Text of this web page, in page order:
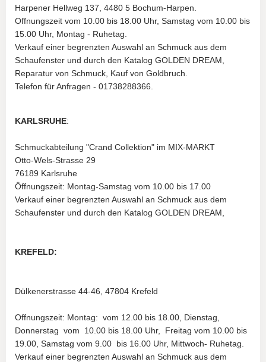
Harpener Hellweg 137, 4480 5 Bochum-Harpen.
Offnungszeit vom 10.00 bis 18.00 Uhr, Samstag vom 10.00 bis
15.00 Uhr, Montag - Ruhetag.
Verkauf einer begrenzten Auswahl an Schmuck aus dem
Schaufenster und durch den Katalog GOLDEN DREAM,
Reparatur von Schmuck, Kauf von Goldbruch.
Telefon für Anfragen - 01738288366.
KARLSRUHE:
Schmuckabteilung "Crand Collektion" im MIX-MARKT
Otto-Wels-Strasse 29
76189 Karlsruhe
Öffnungszeit: Montag-Samstag vom 10.00 bis 17.00
Verkauf einer begrenzten Auswahl an Schmuck aus dem
Schaufenster und durch den Katalog GOLDEN DREAM,
KREFELD:
Dülkenerstrasse 44-46, 47804 Krefeld
Offnungszeit: Montag: vom 12.00 bis 18.00, Dienstag,
Donnerstag vom 10.00 bis 18.00 Uhr, Freitag vom 10.00 bis
19.00, Samstag vom 9.00 bis 16.00 Uhr, Mittwoch- Ruhetag.
Verkauf einer begrenzten Auswahl an Schmuck aus dem